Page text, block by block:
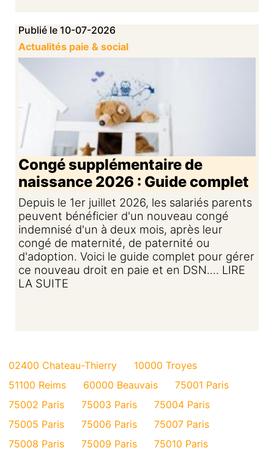
Publié le 10-07-2026
Actualités paie & social
Congé supplémentaire de
naissance 2026 : Guide complet
Depuis le 1er juillet 2026, les salariés parents
peuvent bénéficier d'un nouveau congé
indemnisé d'un à deux mois, après leur
congé de maternité, de paternité ou
d'adoption. Voici le guide complet pour gérer
ce nouveau droit en paie et en DSN.... LIRE
LA SUITE
02400 Chateau-Thierry
10000 Troyes
51100 Reims
60000 Beauvais
75001 Paris
75002 Paris
75003 Paris
75004 Paris
75005 Paris
75006 Paris
75007 Paris
75008 Paris
75009 Paris
75010 Paris